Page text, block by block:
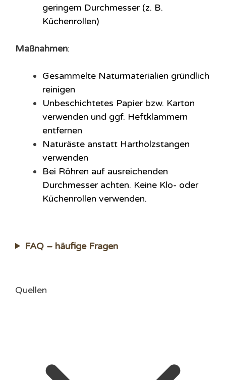
geringem Durchmesser(z. B.
Küchenrollen)
Maßnahmen:
Gesammelte Naturmaterialien gründlich
reinigen
Unbeschichtetes Papier bzw. Karton
verwenden und ggf. Heftklammern
entfernen
Naturäste anstatt Hartholzstangen
verwenden
Bei Röhren auf ausreichenden
Durchmesser achten. Keine Klo- oder
Küchenrollen verwenden.
FAQ – häufige Fragen
Quellen